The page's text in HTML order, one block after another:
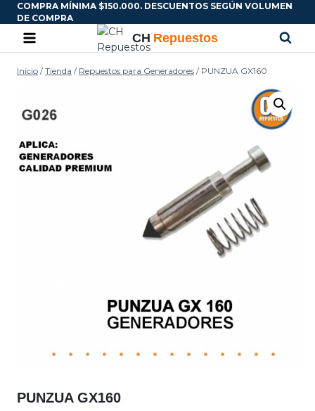
COMPRA MÍNIMA $150.000. DESCUENTOS SEGÚN VOLUMEN
DE COMPRA
Inicio / Tienda / Repuestos para Generadores / PUNZUA GX160
PUNZUA GX160